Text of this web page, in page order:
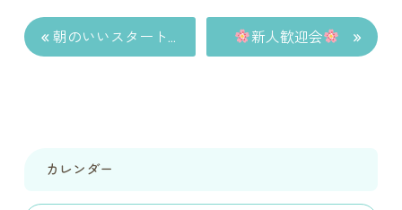
« 朝のいいスタート 新人歓迎会 »
カレンダー